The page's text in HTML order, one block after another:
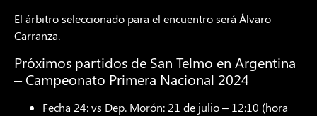
El árbitro seleccionado para el encuentro será Álvaro
Carranza.
Próximos partidos de San Telmo en Argentina
– Campeonato Primera Nacional 2024
Fecha 24: vs Dep. Morón: 21 de julio – 12:10 (hora